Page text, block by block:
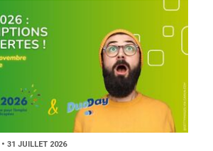
31 JUILLET 2026